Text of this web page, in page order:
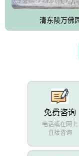
设计建造各种墓地墓
能适应不同消费阶层
清东陵万佛
免费咨询
电话或在网上
直接咨询